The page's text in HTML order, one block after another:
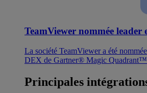
TeamViewer nommée leader
La société TeamViewer a été
DEX de Gartner® Magic
Principales